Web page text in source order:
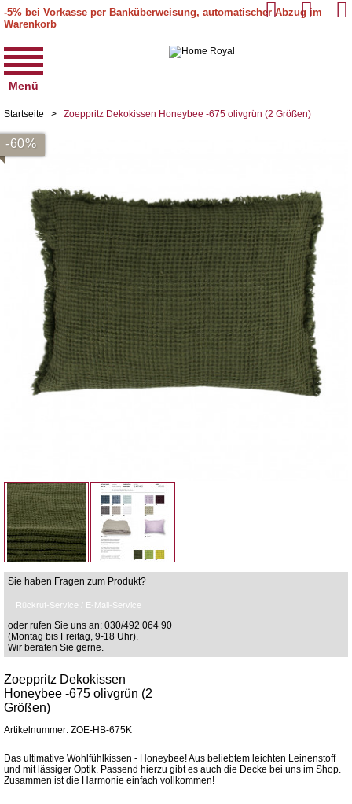
-5% bei Vorkasse per Banküberweisung, automatischer Abzug im
Warenkorb
Menü
Startseite > Zoeppritz Dekokissen Honeybee -675 olivgrün (2 Größen)
-60%
Sie haben Fragen zum Produkt?
Rückruf-Service / E-Mail-Service
oder rufen Sie uns an: 030/492 064 90
(Montag bis Freitag, 9-18 Uhr).
Wir beraten Sie gerne.
Zoeppritz Dekokissen
Honeybee -675 olivgrün (2
Größen)
Artikelnummer: ZOE-HB-675K
Das ultimative Wohlfühlkissen - Honeybee! Aus beliebtem leichten Leinenstoff
und mit lässiger Optik. Passend hierzu gibt es auch die Decke bei uns im Shop.
Zusammen ist die Harmonie einfach vollkommen!